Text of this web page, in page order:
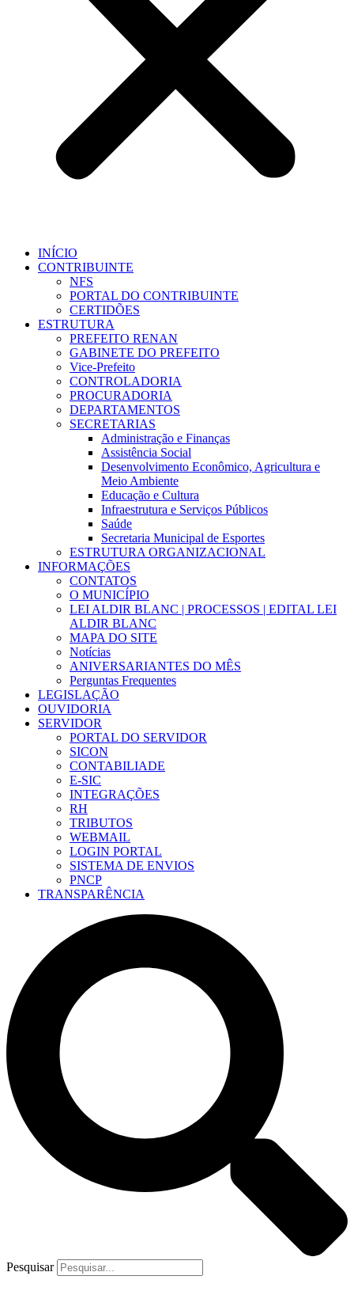
INÍCIO
CONTRIBUINTE
NFS
PORTAL DO CONTRIBUINTE
CERTIDÕES
ESTRUTURA
PREFEITO RENAN
GABINETE DO PREFEITO
Vice-Prefeito
CONTROLADORIA
PROCURADORIA
DEPARTAMENTOS
SECRETARIAS
Administração e Finanças
Assistência Social
Desenvolvimento Econômico, Agricultura e
Meio Ambiente
Educação e Cultura
Infraestrutura e Serviços Públicos
Saúde
Secretaria Municipal de Esportes
ESTRUTURA ORGANIZACIONAL
INFORMAÇÕES
CONTATOS
O MUNICÍPIO
LEI ALDIR BLANC | PROCESSOS | EDITAL LEI
ALDIR BLANC
MAPA DO SITE
Notícias
ANIVERSARIANTES DO MÊS
Perguntas Frequentes
LEGISLAÇÃO
OUVIDORIA
SERVIDOR
PORTAL DO SERVIDOR
SICON
CONTABILIADE
E-SIC
INTEGRAÇÕES
RH
TRIBUTOS
WEBMAIL
LOGIN PORTAL
SISTEMA DE ENVIOS
PNCP
TRANSPARÊNCIA
Pesquisar